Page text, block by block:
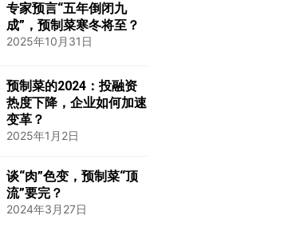
专家预言“五年倒闭九
成”，预制菜寒冬将至？
2025年10月31日
预制菜的2024：投融资
热度下降，企业如何加速
变革？
2025年1月2日
谈“肉”色变，预制菜“顶
流”要完？
2024年3月27日